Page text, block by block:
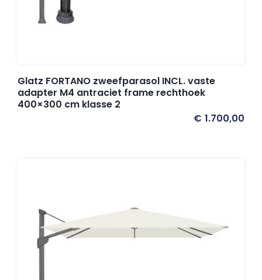
Glatz FORTANO zweefparasol INCL. vaste
adapter M4 antraciet frame rechthoek
400×300 cm klasse 2
€ 1.700,00